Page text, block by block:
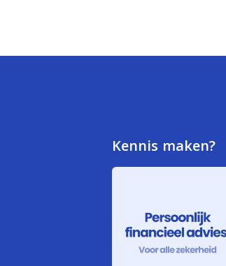
Kennis maken?